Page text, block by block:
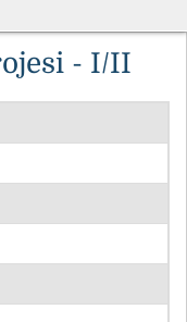
- I/II